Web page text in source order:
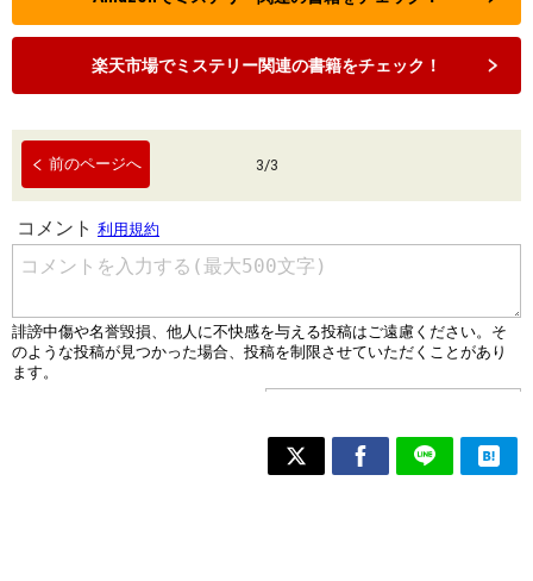
楽天市場でミステリー関連の書籍をチェック！
前のページへ 3/3